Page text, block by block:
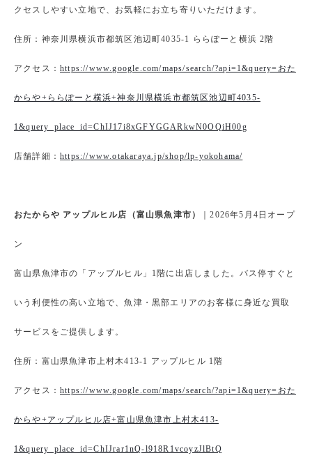
クセスしやすい立地で、お気軽にお立ち寄りいただけます。
住所：神奈川県横浜市都筑区池辺町4035-1 ららぽーと横浜 2階
アクセス： https://www.google.com/maps/search/?api=1&query=おた
からや+ららぽーと横浜+神奈川県横浜市都筑区池辺町4035-
1&query_place_id=ChIJ17i8xGFYGGARkwN0OQiH00g
店舗詳細： https://www.otakaraya.jp/shop/lp-yokohama/
おたからや アップルヒル店（富山県魚津市） ｜2026年5月4日オープ
ン
富山県魚津市の「アップルヒル」1階に出店しました。バス停すぐと
いう利便性の高い立地で、魚津・黒部エリアのお客様に身近な買取
サービスをご提供します。
住所：富山県魚津市上村木413-1 アップルヒル 1階
アクセス： https://www.google.com/maps/search/?api=1&query=おた
からや+アップルヒル店+富山県魚津市上村木413-
1&query_place_id=ChIJrar1nQ-l918R1vcoyzJlBtQ